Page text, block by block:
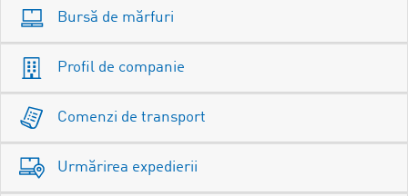
Bursă de mărfuri
Profil de companie
Comenzi de transport
Urmărirea expedierii